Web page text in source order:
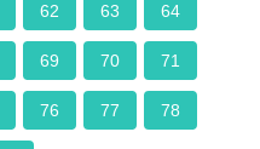
62 63 64
69 70 71
76 77 78